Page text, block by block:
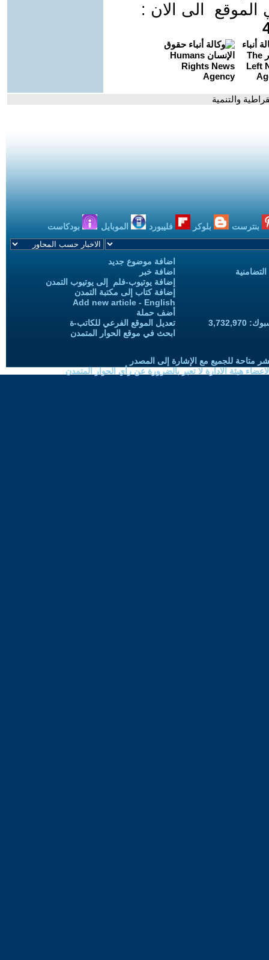
الى الان :
والتنمية
بنترست بلوكر فليبورد الموبايل بودكاست
اضافة موضوع جديد
اضافة خبر
إضافة يوتيوب-فلم إلى يوتيوب التمدن
إضافة كتاب إلى مكتبة التمدن
Add new article - English
أضف حملة
تعديل الموقع الفرعي للكاتب-ة
ابحث في موقع الحوار المتمدن
متاحة للجميع مع الإشارة إلى المصدر
هيئة الادارة لا تعبر بالضرورة عن رأي الحوار المتمدن